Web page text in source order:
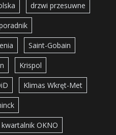
drzwi przesuwne
Saint-Gobain
Krispol
Klimas Wkręt-Met
kwartalnik OKNO